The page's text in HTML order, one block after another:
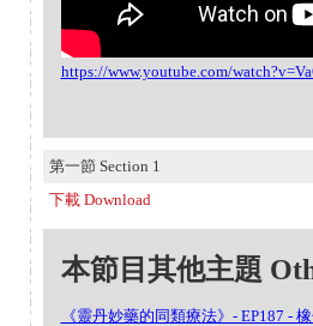
https://www.youtube.com/
第一節 Section 1
下載 Download
本節目其他主題
《靈丹妙藥的同類療法》- EP187 -